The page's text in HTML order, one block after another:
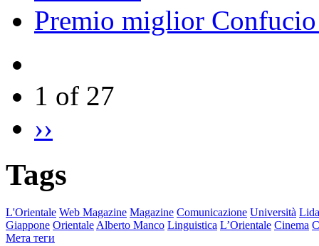
Premio miglior
1 of 27
››
Tags
L'Orientale Web Magazine Magazine Comunicazione Università
Giappone Orientale Alberto Manco Linguistica L’Orientale Cinema
Мета теги